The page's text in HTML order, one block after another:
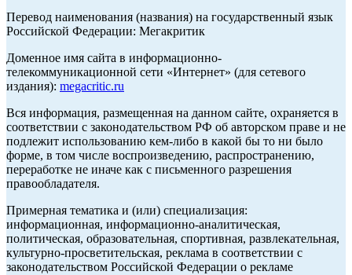
Перевод наименования (названия) на государственный язык
Российской Федерации: Мегакритик
Доменное имя сайта в информационно-
телекоммуникационной сети «Интернет» (для сетевого
издания): megacritic.ru
Вся информация, размещенная на данном сайте, охраняется в
соответствии с законодательством РФ об авторском праве и не
подлежит использованию кем-либо в какой бы то ни было
форме, в том числе воспроизведению, распространению,
переработке не иначе как с письменного разрешения
правообладателя.
Примерная тематика и (или) специализация:
информационная, информационно-аналитическая,
политическая, образовательная, спортивная, развлекательная,
культурно-просветительская, реклама в соответствии с
законодательством Российской Федерации о рекламе